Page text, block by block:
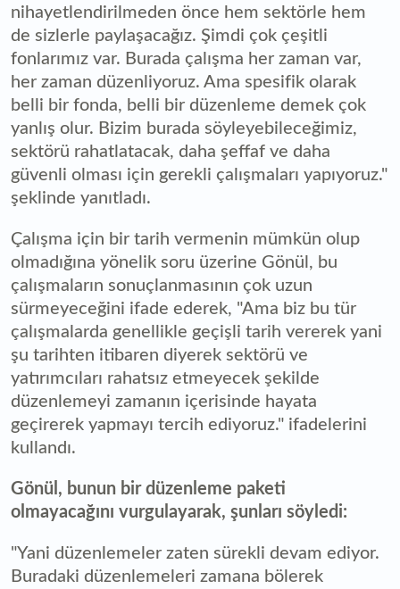
nihayetlendirilmeden önce hem sektörle hem
de sizlerle paylaşacağız. Şimdi çok çeşitli
fonlarımız var. Burada çalışma her zaman var,
her zaman düzenliyoruz. Ama spesifik olarak
belli bir fonda, belli bir düzenleme demek çok
yanlış olur. Bizim burada söyleyebileceğimiz,
sektörü rahatlatacak, daha şeffaf ve daha
güvenli olması için gerekli çalışmaları yapıyoruz."
şeklinde yanıtladı.
Çalışma için bir tarih vermenin mümkün olup
olmadığına yönelik soru üzerine Gönül, bu
çalışmaların sonuçlanmasının çok uzun
sürmeyeceğini ifade ederek, "Ama biz bu tür
çalışmalarda genellikle geçişli tarih vererek yani
şu tarihten itibaren diyerek sektörü ve
yatırımcıları rahatsız etmeyecek şekilde
düzenlemeyi zamanın içerisinde hayata
geçirerek yapmayı tercih ediyoruz." ifadelerini
kullandı.
Gönül, bunun bir düzenleme paketi
olmayacağını vurgulayarak, şunları söyledi:
"Yani düzenlemeler zaten sürekli devam ediyor.
Buradaki düzenlemeleri zamana bölerek